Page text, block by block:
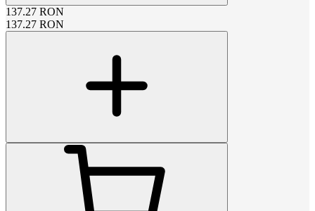
137.27 RON
137.27 RON